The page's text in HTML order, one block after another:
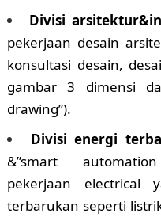
Divisi
pekerjaan desain
konsultasi desain,
gambar 3 dimensi
drawing”).
Divisi energi
&”smart
pekerjaan electrical
terbarukan seperti